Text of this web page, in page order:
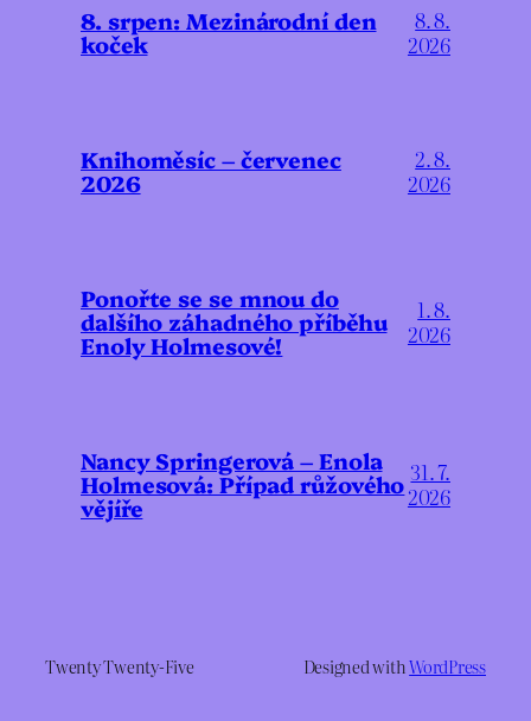
8. srpen: Mezinárodní den
koček
8. 8.
2026
Knihoměsíc – červenec
2026
2. 8.
2026
Ponořte se se mnou do
dalšího záhadného příběhu
Enoly Holmesové!
1. 8.
2026
Nancy Springerová – Enola
Holmesová: Případ růžového
vějíře
31. 7.
2026
Twenty Twenty-Five Designed withWordPress